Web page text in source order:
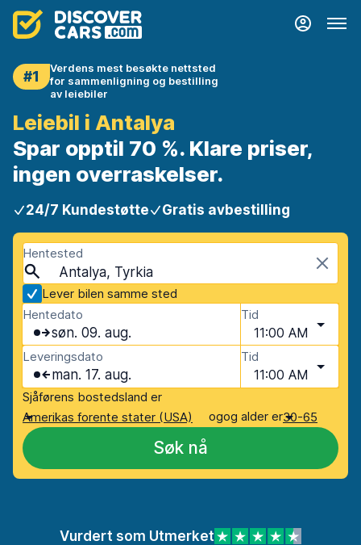
#1
Verdens mest besøkte nettsted
for sammenligning og bestilling
av leiebiler
Leiebil i Antalya
Spar opptil 70 %. Klare priser,
ingen overraskelser.
24/7 Kundestøtte Gratis avbestilling
Hentested
Antalya, Tyrkia
Lever bilen samme sted
Hentedato
søn. 09. aug.
Tid
11:00 AM
Leveringsdato
man. 17. aug.
Tid
11:00 AM
Sjåførens bostedsland er
Amerikas forente stater (USA)
ogog alder er30-65
Søk nå
Vurdert som Utmerket